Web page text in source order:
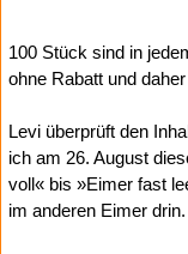
100 Stück sind in
ohne Rabatt und
Levi überprüft den
ich am 26. August
voll« bis »Eimer fast
im anderen Eimer drin.